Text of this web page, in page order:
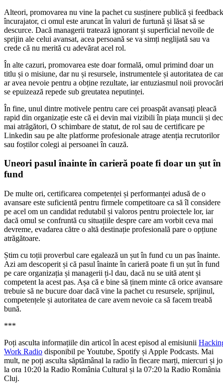
Alteori, promovarea nu vine la pachet cu susținere publică și feedback
încurajator, ci omul este aruncat în valuri de furtună și lăsat să se
descurce. Dacă managerii tratează ignorant și superficial nevoile de
sprijin ale celui avansat, acea persoană se va simți neglijată sau va
crede că nu merită cu adevărat acel rol.
În alte cazuri, promovarea este doar formală, omul primind doar un
titlu și o misiune, dar nu și resursele, instrumentele și autoritatea de
ar avea nevoie pentru a obține rezultate, iar entuziasmul noii provocări
se epuizează repede sub greutatea neputinței.
În fine, unul dintre motivele pentru care cei proaspăt avansați pleacă
rapid din organizație este că ei devin mai vizibili în piața muncii și
mai atrăgători, O schimbare de statut, de rol sau de certificare pe
Linkedin sau pe alte platforme profesionale atrage atenția recrutorilor
sau foștilor colegi ai persoanei în cauză.
Uneori pasul înainte în carieră poate fi doar un șut în
fund
De multe ori, certificarea competenței și performanței adusă de o
avansare este suficientă pentru firmele competitoare ca să îl considere
pe acel om un candidat redutabil și valoros pentru proiectele lor, iar
dacă omul se confruntă cu situațiile despre care am vorbit ceva mai
devreme, evadarea către o altă destinație profesională pare o opțiune
atrăgătoare.
Știm cu toții proverbul care egalează un șut în fund cu un pas înainte.
Azi am descoperit și că pasul înainte în carieră poate fi un șut în fund
pe care organizația și managerii ți-l dau, dacă nu se uită atent și
competent la acest pas. Așa că e bine să ținem minte că orice avansare
trebuie să ne bucure doar dacă vine la pachet cu resursele, sprijinul,
competențele și autoritatea de care avem nevoie ca să facem treabă
bună.
***
Poți asculta informațiile din articol în acest episod al emisiunii
Work Radio disponibil pe Youtube, Spotify și Apple Podcasts. Mai
mult, ne poți asculta săptămânal la radio în fiecare marți, miercuri și
la ora 10:20 la Radio România Cultural și la 07:20 la Radio România
Cluj.